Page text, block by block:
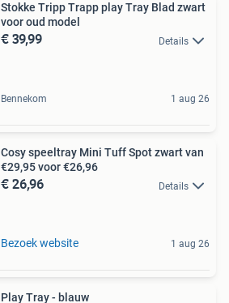
Stokke Tripp Trapp play Tray Blad zwart
voor oud model
€ 39,99 Details
Bennekom 1 aug 26
Cosy speeltray Mini Tuff Spot zwart van
€29,95 voor €26,96
€ 26,96 Details
Bezoek website 1 aug 26
Play Tray - blauw